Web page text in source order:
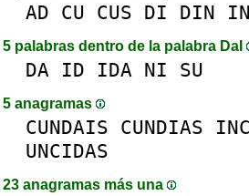
AD CU CUS DI DIN IN
5 palabras dentro de la palabra DaI
DA ID IDA NI SU
5 anagramas
CUNDAIS CUNDIAS
UNCIDAS
23 anagramas más una